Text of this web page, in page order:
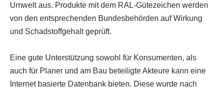
Umwelt aus. Produkte mit dem RAL-Gütezeichen werden
von den entsprechenden Bundesbehörden auf Wirkung
und Schadstoffgehalt geprüft.
Eine gute Unterstützung sowohl für Konsumenten, als
auch für Planer und am Bau beteiligte Akteure kann eine
Internet basierte Datenbank bieten. Diese wurde nach